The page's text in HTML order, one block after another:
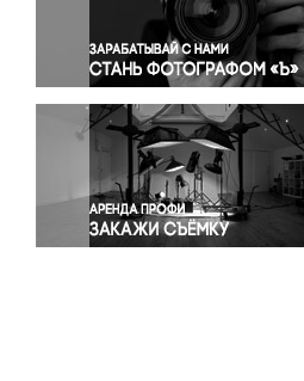
Правосудие
Происшествия и конфликты
Религия
Светская жизнь
Спорт
Экология
Экономика и бизнес